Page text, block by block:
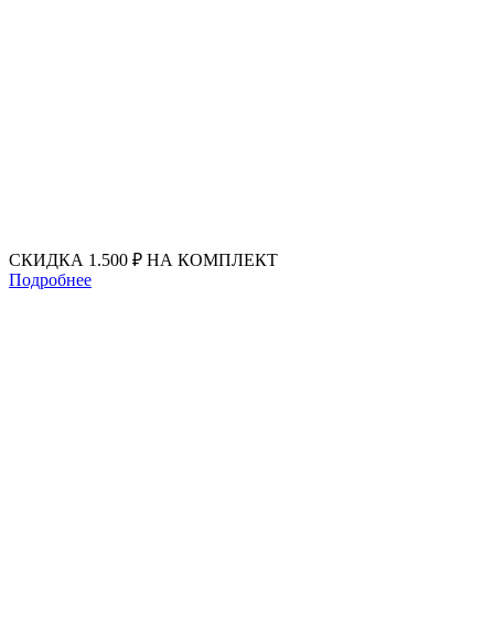
СКИДКА 1.500 ₽ НА КОМПЛЕКТ
Подробнее